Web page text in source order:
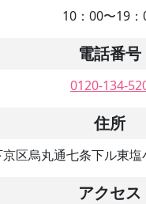
10：00〜19
電話番号
0120-134-
住所
区烏丸通七条下ル東
アクセス